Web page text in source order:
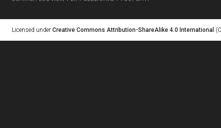
Licensed under Creative Commons Attribution-ShareAlike 4.0 International